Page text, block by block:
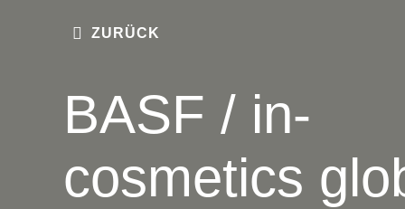
ZURÜCK
BASF / in-
cosmetics